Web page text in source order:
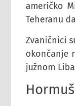
američko
Teheranu
Zvaničnici
okončanje
južnom